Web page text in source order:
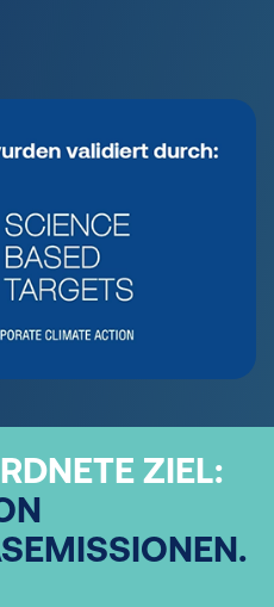
ZIEL: